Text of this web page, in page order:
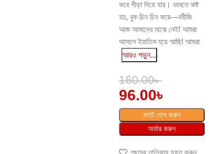
করে পীড়া দিয়ে যায়। ভাবতে কষ্ট
হয়, বুক চিন চিন করে—নবীজি
আজ আমাদের মাঝে নেই! আমরা
আসলে ইয়াতিম হয়ে আছি! আমরা
আরও পড়ুন...
160.00৳
96.00৳
কার্টে যোগ করুন
অর্ডার করুন
পছন্দের তালিকায় যুক্ত করুন